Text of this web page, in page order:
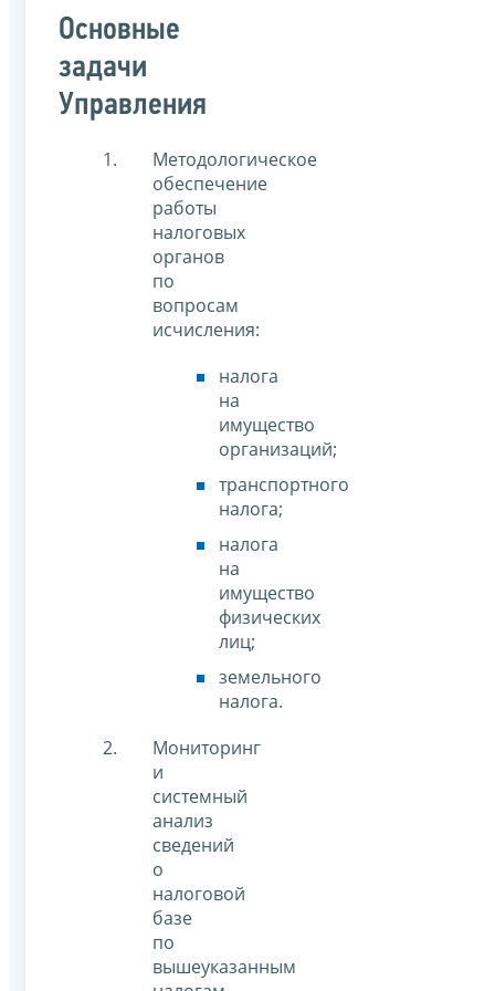
Основные
задачи
Управления
Методологическое
обеспечение
работы
налоговых
органов
по
вопросам
исчисления:
налога
на
имущество
организаций;
транспортного
налога;
налога
на
имущество
физических
лиц;
земельного
налога.
Мониторинг
и
системный
анализ
сведений
о
налоговой
базе
по
вышеуказанным